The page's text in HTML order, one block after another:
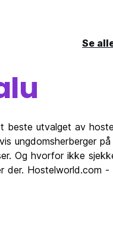
Se
beste utvalget av
ungdomsherberger
Og hvorfor ikke
der. Hostelworld.com